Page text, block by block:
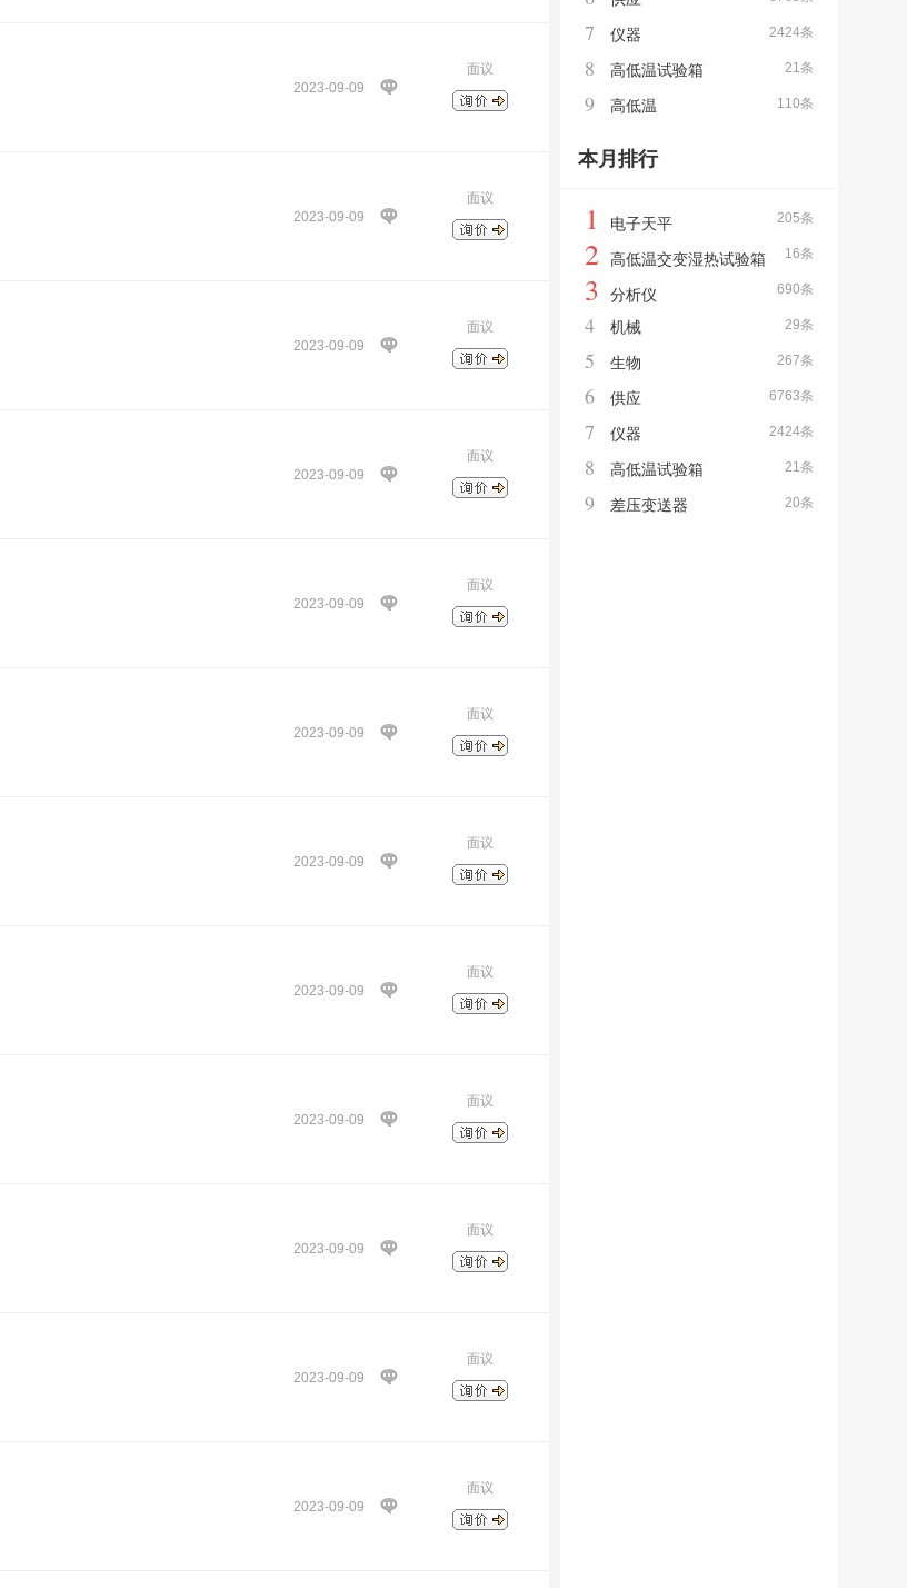
2023-09-09
面议
2023-09-09
面议
2023-09-09
面议
2023-09-09
面议
2023-09-09
面议
2023-09-09
面议
2023-09-09
面议
2023-09-09
面议
2023-09-09
面议
2023-09-09
面议
2023-09-09
面议
2023-09-09
面议
2424条
7 仪器
21条
8 高低温试验箱
110条
9 高低温
本月排行
205条
1 电子天平
16条
2 高低温交变湿热试验箱
690条
3 分析仪
29条
4 机械
267条
5 生物
6763条
6 供应
2424条
7 仪器
21条
8 高低温试验箱
20条
9 差压变送器